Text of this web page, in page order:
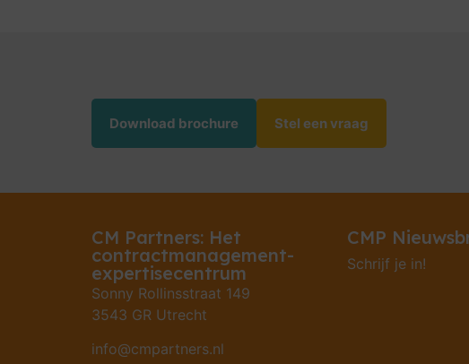
Download brochure Stel een vraag
CM Partners: Het
contractmanagement-
expertisecentrum
Sonny Rollinsstraat 149
3543 GR Utrecht
info@cmpartners.nl
CMP
Schrijf je in!